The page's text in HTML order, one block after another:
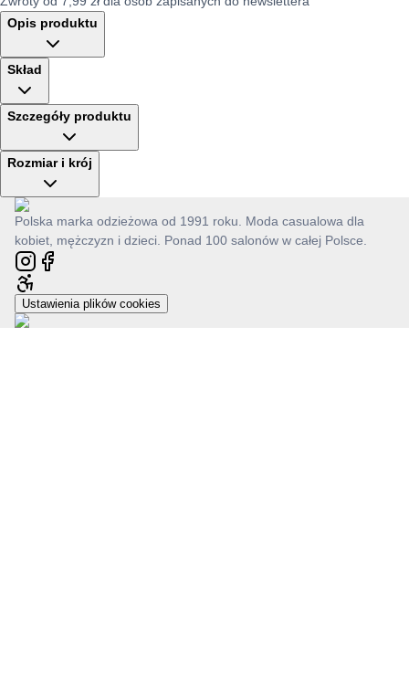
Opis produktu
Skład
Szczegóły produktu
Rozmiar i krój
Polska marka odzieżowa od 1991 roku. Moda casualowa dla
kobiet, mężczyzn i dzieci. Ponad 100 salonów w całej Polsce.
Ustawienia plików cookies